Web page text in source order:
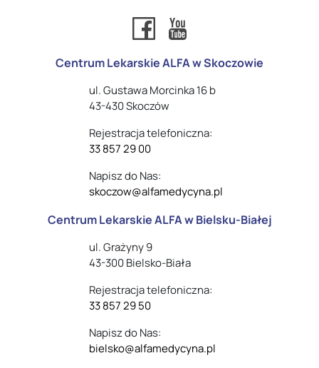
Centrum Lekarskie ALFA w Skoczowie
ul. Gustawa Morcinka 16 b
43-430 Skoczów
Rejestracja telefoniczna:
33 857 29 00
Napisz do Nas:
skoczow@alfamedycyna.pl
Centrum Lekarskie ALFA w Bielsku-Białej
ul. Grażyny 9
43-300 Bielsko-Biała
Rejestracja telefoniczna:
33 857 29 50
Napisz do Nas:
bielsko@alfamedycyna.pl